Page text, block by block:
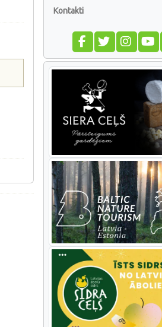
Kontakti